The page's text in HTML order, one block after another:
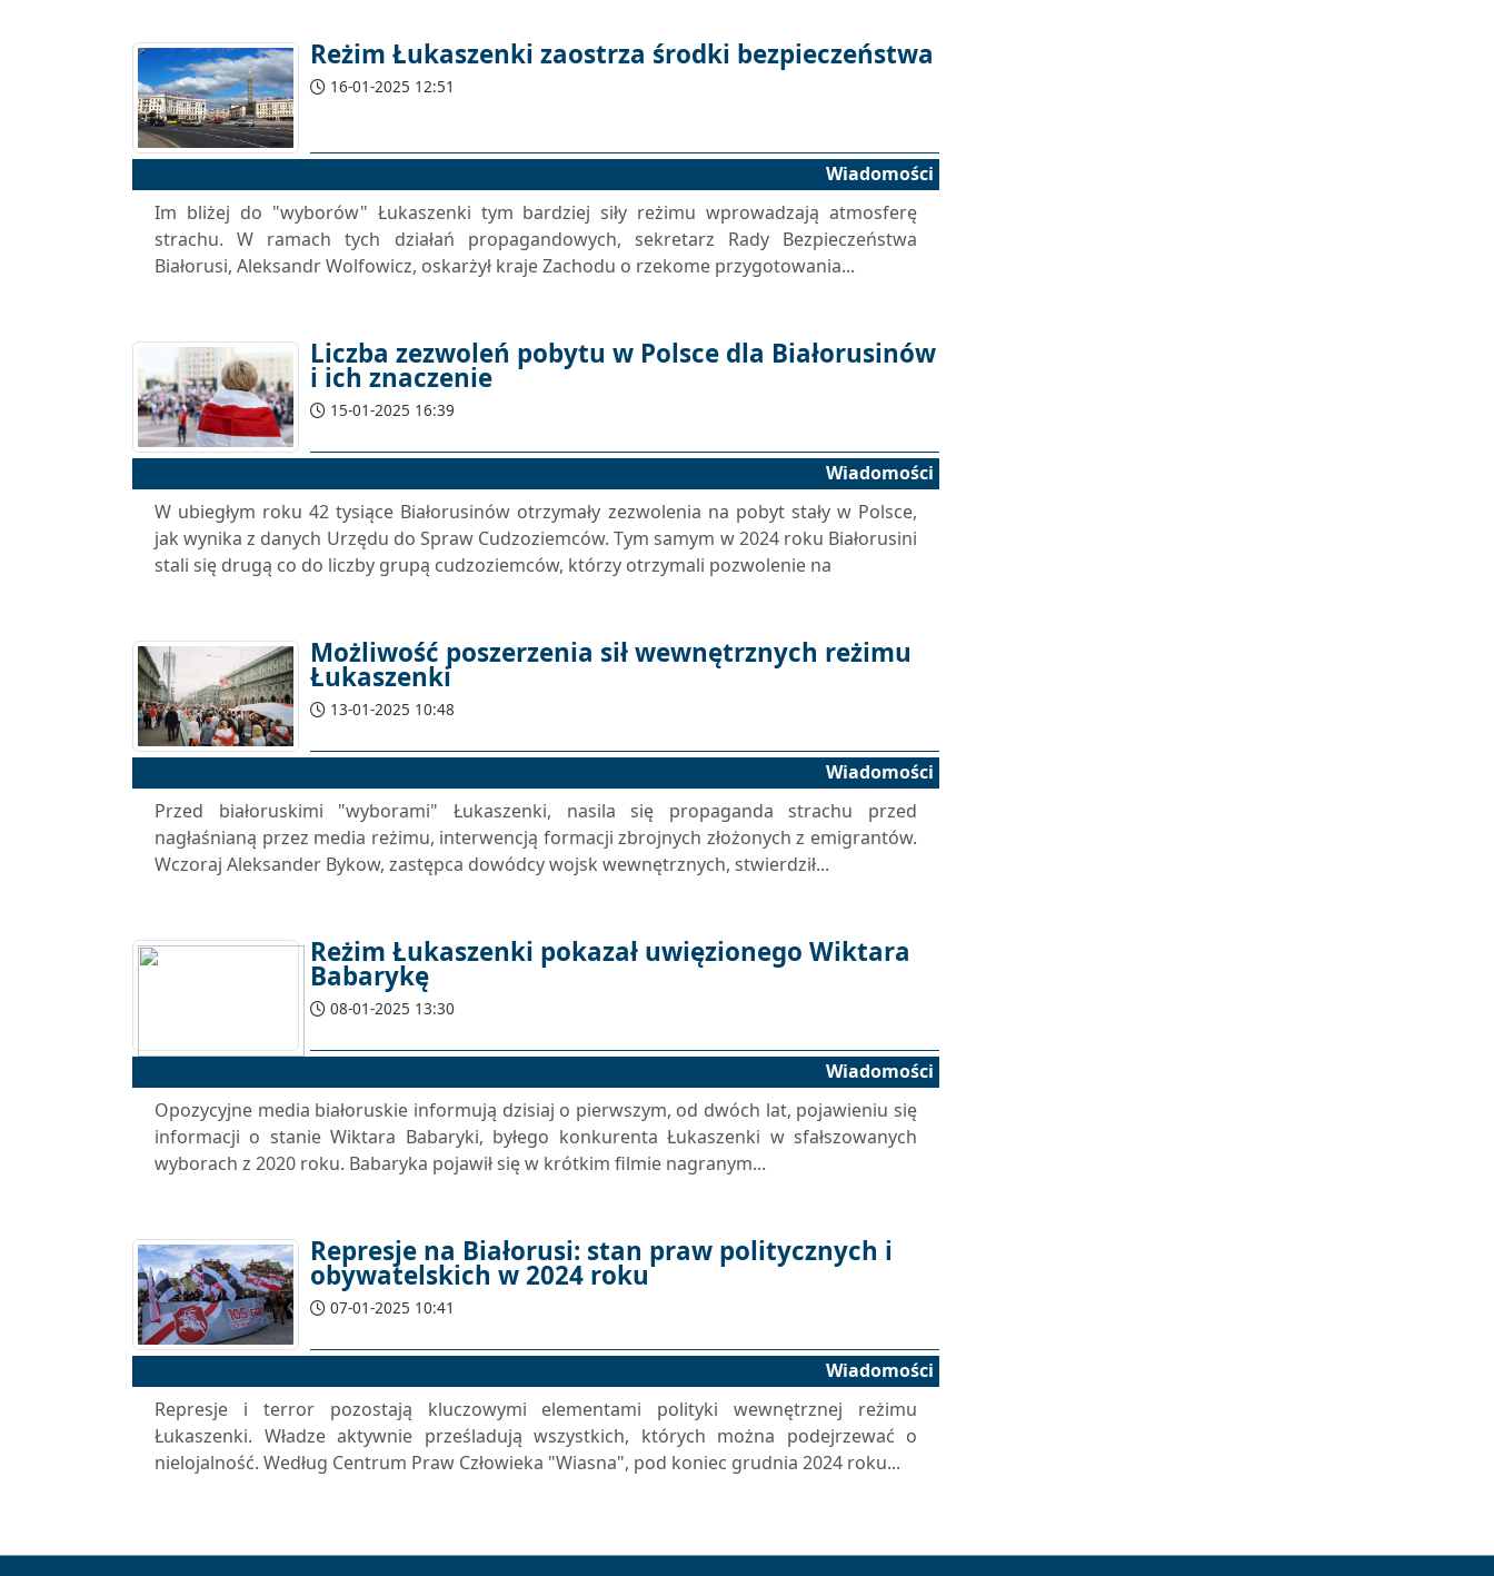
Reżim Łukaszenki zaostrza środki bezpieczeństwa
16-01-2025 12:51
Wiadomości
Im bliżej do "wyborów" Łukaszenki tym bardziej siły reżimu wprowadzają atmosferę
strachu. W ramach tych działań propagandowych, sekretarz Rady Bezpieczeństwa
Białorusi, Aleksandr Wolfowicz, oskarżył kraje Zachodu o rzekome przygotowania...
Liczba zezwoleń pobytu w Polsce dla Białorusinów
i ich znaczenie
15-01-2025 16:39
Wiadomości
W ubiegłym roku 42 tysiące Białorusinów otrzymały zezwolenia na pobyt stały w Polsce,
jak wynika z danych Urzędu do Spraw Cudzoziemców. Tym samym w 2024 roku Białorusini
stali się drugą co do liczby grupą cudzoziemców, którzy otrzymali pozwolenie na
Możliwość poszerzenia sił wewnętrznych reżimu
Łukaszenki
13-01-2025 10:48
Wiadomości
Przed białoruskimi "wyborami" Łukaszenki, nasila się propaganda strachu przed
nagłaśnianą przez media reżimu, interwencją formacji zbrojnych złożonych z emigrantów.
Wczoraj Aleksander Bykow, zastępca dowódcy wojsk wewnętrznych, stwierdził...
Reżim Łukaszenki pokazał uwięzionego Wiktara
Babarykę
08-01-2025 13:30
Wiadomości
Opozycyjne media białoruskie informują dzisiaj o pierwszym, od dwóch lat, pojawieniu się
informacji o stanie Wiktara Babaryki, byłego konkurenta Łukaszenki w sfałszowanych
wyborach z 2020 roku. Babaryka pojawił się w krótkim filmie nagranym...
Represje na Białorusi: stan praw politycznych i
obywatelskich w 2024 roku
07-01-2025 10:41
Wiadomości
Represje i terror pozostają kluczowymi elementami polityki wewnętrznej reżimu
Łukaszenki. Władze aktywnie prześladują wszystkich, których można podejrzewać o
nielojalność. Według Centrum Praw Człowieka "Wiasna", pod koniec grudnia 2024 roku...